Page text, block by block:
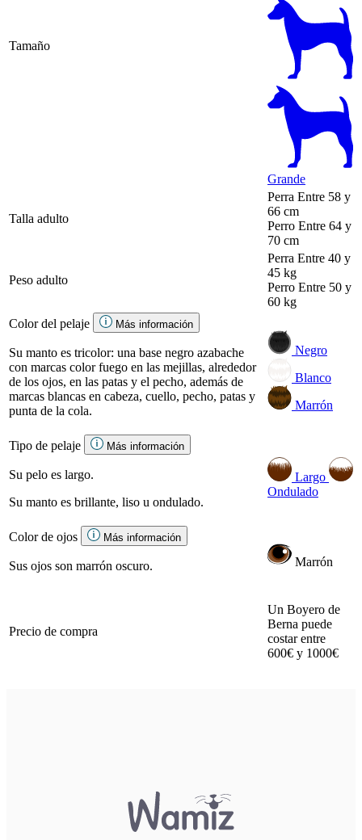
Tamaño
Grande
Talla adulto
Perra Entre 58 y
66 cm
Perro Entre 64 y
70 cm
Peso adulto
Perra Entre 40 y
45 kg
Perro Entre 50 y
60 kg
Color del pelaje
Más información
Su manto es tricolor: una base negro azabache
con marcas color fuego en las mejillas, alrededor
de los ojos, en las patas y el pecho, además de
marcas blancas en cabeza, cuello, pecho, patas y
punta de la cola.
Negro
Blanco
Marrón
Tipo de pelaje Más información
Su pelo es largo.
Su manto es brillante, liso u ondulado.
Largo
Ondulado
Color de ojos Más información
Sus ojos son marrón oscuro. Marrón
Precio de compra
Un Boyero de
Berna puede
costar entre
600€ y 1000€